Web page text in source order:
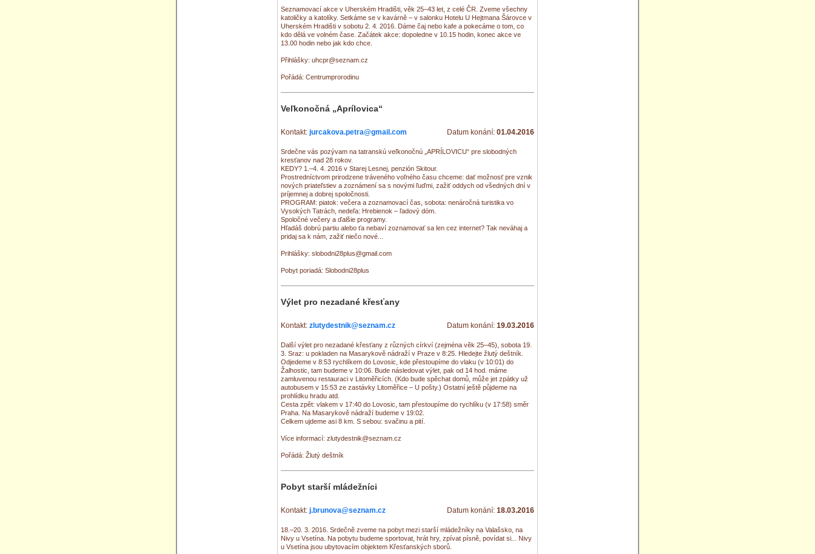
Seznamovací akce v Uherském Hradišti, věk 25–43 let, z celé ČR. Zveme všechny
katoličky a katolíky. Setkáme se v kavárně – v salonku Hotelu U Hejtmana Šárovce v
Uherském Hradišti v sobotu 2. 4. 2016. Dáme čaj nebo kafe a pokecáme o tom, co
kdo dělá ve volném čase. Začátek akce: dopoledne v 10.15 hodin, konec akce ve
13.00 hodin nebo jak kdo chce.
Přihlášky: uhcpr@seznam.cz
Pořádá: Centrumprorodinu
Veľkonočná „Aprílovica“
Kontakt: jurcakova.petra@gmail.com Datum konání: 01.04.2016
Srdečne vás pozývam na tatranskú veľkonočnú „APRÍLOVICU“ pre slobodných
kresťanov nad 28 rokov.
KEDY? 1.–4. 4. 2016 v Starej Lesnej, penzión Skitour.
Prostredníctvom prirodzene tráveného voľného času chceme: dať možnosť pre vznik
nových priateľstiev a zoznámení sa s novými ľuďmi, zažiť oddych od všedných dní v
príjemnej a dobrej spoločnosti.
PROGRAM: piatok: večera a zoznamovací čas, sobota: nenáročná turistika vo
Vysokých Tatrách, nedeľa: Hrebienok – ľadový dóm.
Spoločné večery a ďalšie programy.
Hľadáš dobrú partiu alebo ťa nebaví zoznamovať sa len cez internet? Tak neváhaj a
pridaj sa k nám, zažiť niečo nové...
Prihlášky: slobodni28plus@gmail.com
Pobyt poriadá: Slobodni28plus
Výlet pro nezadané křesťany
Kontakt: zlutydestnik@seznam.cz Datum konání: 19.03.2016
Další výlet pro nezadané křesťany z různých církví (zejména věk 25–45), sobota 19.
3. Sraz: u pokladen na Masarykově nádraží v Praze v 8:25. Hledejte žlutý deštník.
Odjedeme v 8:53 rychlíkem do Lovosic, kde přestoupíme do vlaku (v 10:01) do
Žalhostic, tam budeme v 10:06. Bude následovat výlet, pak od 14 hod. máme
zamluvenou restauraci v Litoměřicích. (Kdo bude spěchat domů, může jet zpátky už
autobusem v 15:53 ze zastávky Litoměřice – U pošty.) Ostatní ještě půjdeme na
prohlídku hradu atd.
Cesta zpět: vlakem v 17:40 do Lovosic, tam přestoupíme do rychlíku (v 17:58) směr
Praha. Na Masarykově nádraží budeme v 19:02.
Celkem ujdeme asi 8 km. S sebou: svačinu a pití.
Více informací: zlutydestnik@seznam.cz
Pořádá: Žlutý deštník
Pobyt starší mládežníci
Kontakt: j.brunova@seznam.cz Datum konání: 18.03.2016
18.–20. 3. 2016. Srdečně zveme na pobyt mezi starší mládežníky na Valašsko, na
Nivy u Vsetína. Na pobytu budeme sportovat, hrát hry, zpívat písně, povídat si... Nivy
u Vsetína jsou ubytovacím objektem Křesťanských sborů.